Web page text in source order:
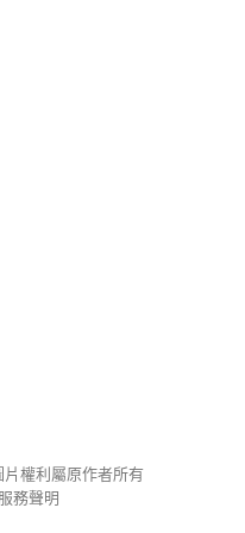
片權利屬原作者所有
服務聲明